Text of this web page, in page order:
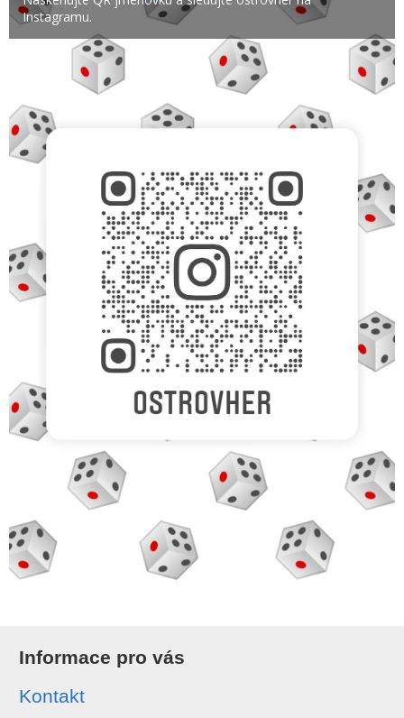
Instagramu.
Informace pro vás
Kontakt